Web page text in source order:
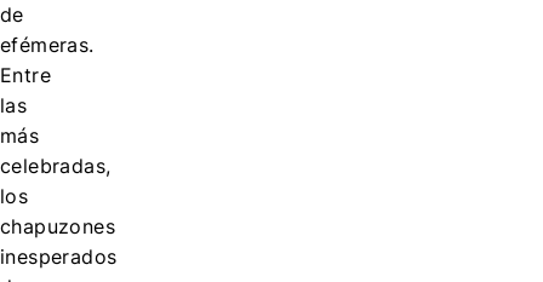
de
efémeras.
Entre
las
más
celebradas,
los
chapuzones
inesperados